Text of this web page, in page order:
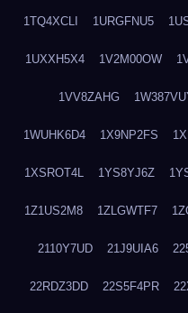
1TQ4XCLI 1URGFNU5
1UXXH5X4 1V2M00OW
1VV8ZAHG
1WUHK6D4 1X9NP2FS
1XSROT4L 1YS8YJ6Z
1Z1US2M8 1ZLGWTF7
2110Y7UD 21J9UIA6
22RDZ3DD 22S5F4PR